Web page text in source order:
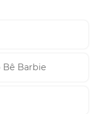
Bê Barbie